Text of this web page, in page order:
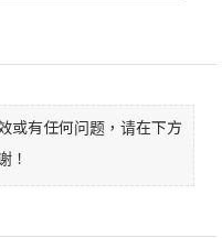
或有任何问题，请在下方
！